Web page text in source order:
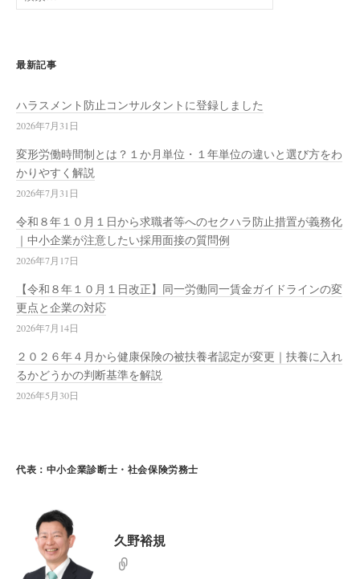
索:
最新記事
ハラスメント防止コンサルタントに登録しました
2026年7月31日
変形労働時間制とは？１か月単位・１年単位の違いと選び方をわ
かりやすく解説
2026年7月31日
令和８年１０月１日から求職者等へのセクハラ防止措置が義務化
｜中小企業が注意したい採用面接の質問例
2026年7月17日
【令和８年１０月１日改正】同一労働同一賃金ガイドラインの変
更点と企業の対応
2026年7月14日
２０２６年４月から健康保険の被扶養者認定が変更｜扶養に入れ
るかどうかの判断基準を解説
2026年5月30日
代表：中小企業診断士・社会保険労務士
久野裕規